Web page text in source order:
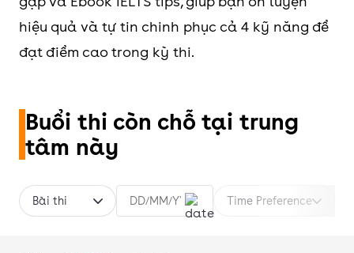
hiệu quả và tự tin chinh phục cả 4 kỹ năng để
đạt điểm cao trong kỳ thi.
Buổi thi còn chỗ tại trung
tâm này
Bài thi Time Preference